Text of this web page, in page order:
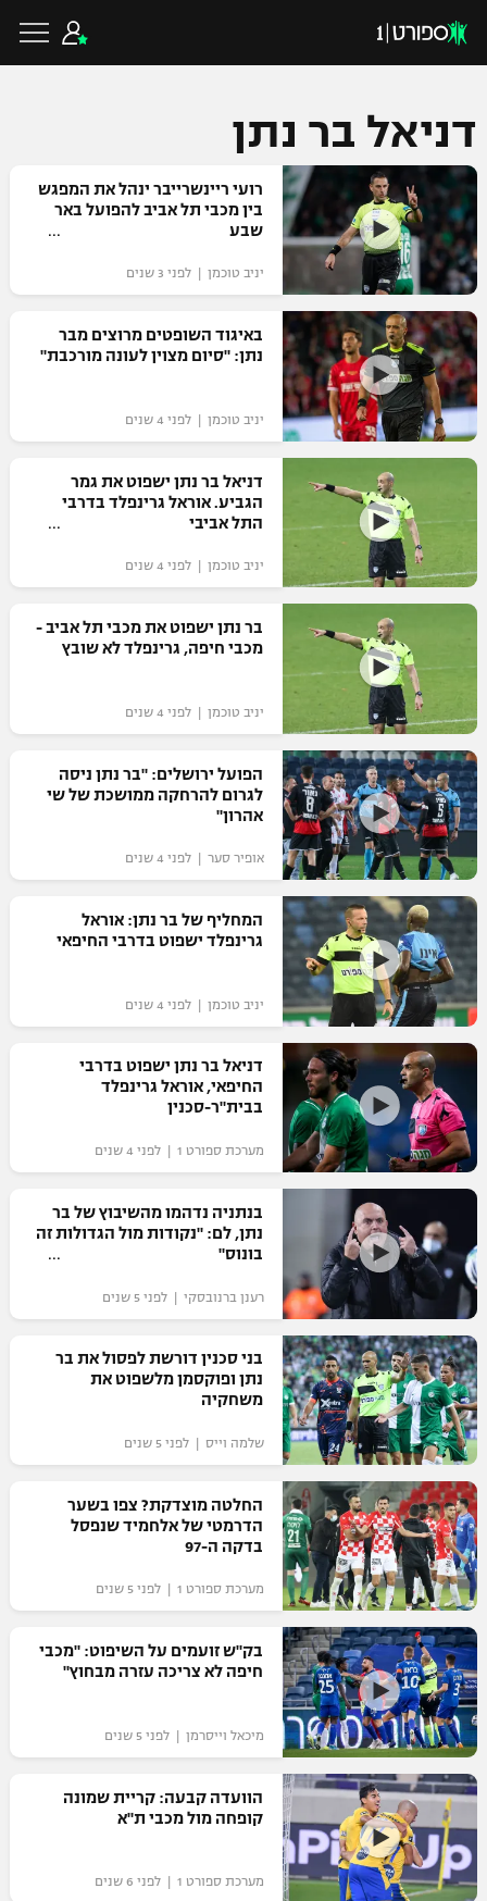
רץ ברשת
תוצאות
לוח שידורים
ברחבה
"מעל הליגה" – פודקאסט
"מחצית בשכונה" – פודקאסט
משתתפים וזוכים בפרסים
תקנון משתתפים וזוכים בפרסים
תקנון עבור פעילות אלקטרה
תקנון עבור פעילות ספורט 1 – "מרלן"
טניס
גיימינג E-Sports
תנאי שימוש
מדיניות פרטיות
תקנון פעילות ספורט 1
רשיון להקרנה פומבית לבית עסק
הצטרפות לחבילת הערוצים
לוח דרושים – ג'ובנט
תגיות
המגזין
כדורגל ישראלי
ליגת העל
גביע הטוטו
ליגיונרים
גביע המדינה
נבחרת ישראל
מכבי חיפה
בית"ר ירושלים
מכבי תל אביב
הפועל תל אביב
הפועל חיפה
הפועל באר שבע
מכבי נתניה
בני יהודה
כדורגל עולמי
ליגת האלופות
ליגה אירופית
ליגה אנגלית
ליגה גרמנית
ליגה ספרדית
ליגה איטלקית
ליגה צרפתית
ליגה הולנדית
ליגה סינית
ליגה ברזילאית
ליגות נוספות
כדורסל ישראלי
ליגת ווינר סל
ליגה לאומית
כדורסל נשים
מכבי תל אביב
הפועל ירושלים
דני אבדיה
כדורסל עולמי
יורוליג
יורוקאפ
ענפים נוספים
טניס
כדוריד
כדורעף
שחייה
ג'ודו
אגרוף
ספורט אולימפי
UFC
היאבקות WWE
אופניים
ספורט מוטורי
כדורמים
פוטבול אמריקאי NFL
בייסבול MLB
ספורט אתגרי ואקסטרים
אומנויות לחימה
גיימינג E-Sports
דניאל בר נתן
רועי ריינשרייבר ינהל את המפגש
בין מכבי תל אביב להפועל באר
שבע
יניב טוכמן | לפני 3 שנים
באיגוד השופטים מרוצים מבר
נתן: "סיום מצוין לעונה מורכבת"
יניב טוכמן | לפני 4 שנים
דניאל בר נתן ישפוט את גמר
הגביע. אוראל גרינפלד בדרבי
התל אביבי
יניב טוכמן | לפני 4 שנים
בר נתן ישפוט את מכבי תל אביב -
מכבי חיפה, גרינפלד לא שובץ
יניב טוכמן | לפני 4 שנים
הפועל ירושלים: "בר נתן ניסה
לגרום להרחקה ממושכת של שי
אהרון"
אופיר סער | לפני 4 שנים
המחליף של בר נתן: אוראל
גרינפלד ישפוט בדרבי החיפאי
יניב טוכמן | לפני 4 שנים
דניאל בר נתן ישפוט בדרבי
החיפאי, אוראל גרינפלד
בבית"ר-סכנין
מערכת ספורט 1 | לפני 4 שנים
בנתניה נדהמו מהשיבוץ של בר
נתן, לם: "נקודות מול הגדולות זה
בונוס"
רענן ברנובסקי | לפני 5 שנים
בני סכנין דורשת לפסול את בר
נתן ופוקסמן מלשפוט את
משחקיה
שלמה וייס | לפני 5 שנים
החלטה מוצדקת? צפו בשער
הדרמטי של אלחמיד שנפסל
בדקה ה-97
מערכת ספורט 1 | לפני 5 שנים
בק"ש זועמים על השיפוט: "מכבי
חיפה לא צריכה עזרה מבחוץ"
מיכאל וייסרמן | לפני 5 שנים
הוועדה קבעה: קריית שמונה
קופחה מול מכבי ת"א
מערכת ספורט 1 | לפני 6 שנים